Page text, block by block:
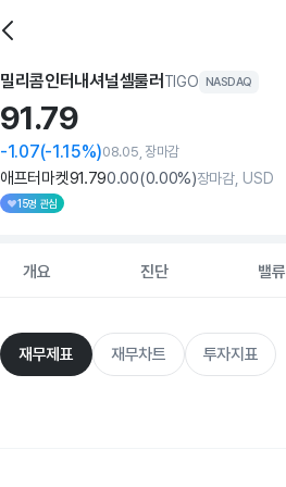
밀리콤인터내셔널셀룰러 TIGO NASDAQ
91.79
-1.07(-1.15%)08.05, 장마감
애프터마켓91.790.00(0.00%)장마감, USD
15명 관심
개요 진단 밸류
재무제표 재무차트 투자지표